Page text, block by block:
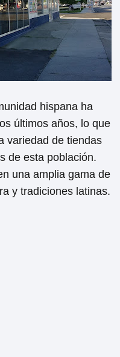
hispana ha
últimos años, lo que
variedad de tiendas
de esta población.
una amplia gama de
y tradiciones latinas.